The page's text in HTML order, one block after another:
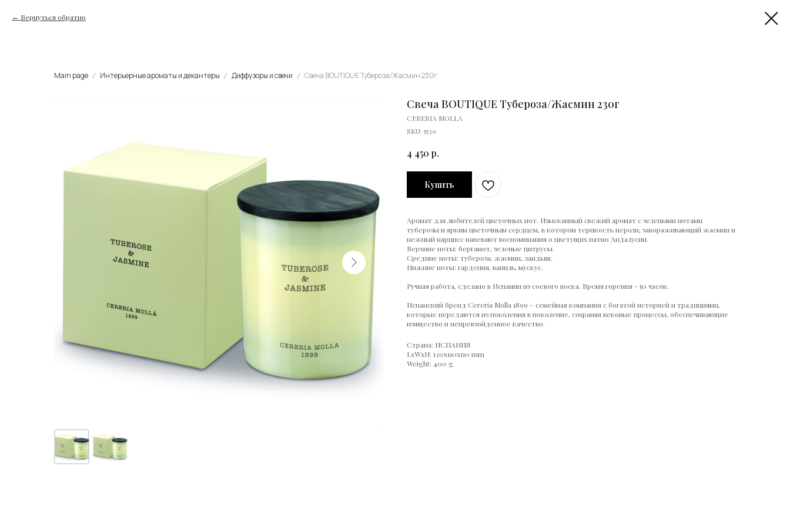
Вернуться обратно
Main page Интерьерные ароматы и декантеры Диффузоры и свечи Свеча BOUTIQUE Тубероза/Жасмин 230г
Свеча BOUTIQUE Тубероза/Жасмин 230г
CERERIA MOLLA
SKU: 5539
4 450 р.
Купить
Аромат для любителей цветочных нот. Изысканный свежий аромат с зелеными нотами
туберозы и ярким цветочным сердцем, в котором терпкость нероли, завораживающий жасмин и
нежный нарцисс навевают воспоминания о цветущих патио Андалусии.
Верхние ноты: бергамот, зеленые цитрусы.
Средние ноты: тубероза, жасмин, ландыш.
Нижние ноты: гардения, ваниль, мускус.
Ручная работа, сделано в Испании из соевого воска. Время горения - 50 часов.
Испанский бренд Cereria Molla 1899 – семейная компания с богатой историей и традициями,
которые передаются из поколения в поколение, сохраняя вековые процессы, обеспечивающие
изящество и непревзойденное качество.
Страна: ИСПАНИЯ
LxWxH: 130x110x110 mm
Weight: 400 g